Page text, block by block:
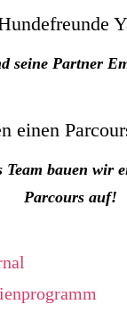
seine Partner
Team bauen wir
Parcours auf!